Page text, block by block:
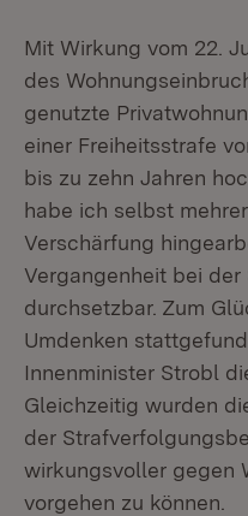
Mit Wirkung vom 22.
des
genutzte
einer Freiheitsstrafe
bis zu zehn Jahren
habe ich selbst
Verschärfung
Vergangenheit bei
durchsetzbar. Zum
Umdenken
Innenminister Strobl
Gleichzeitig wurden
der
wirkungsvoller gegen
vorgehen zu können.